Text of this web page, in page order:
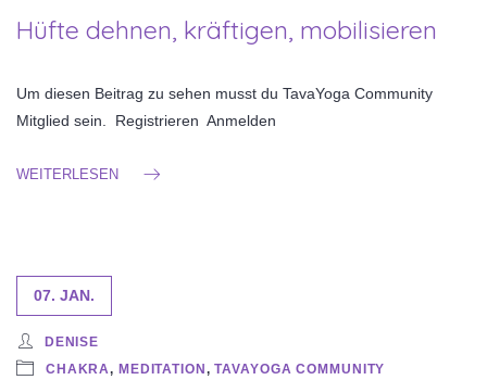
Hüfte dehnen, kräftigen, mobilisieren
Um diesen Beitrag zu sehen musst du TavaYoga Community
Mitglied sein. Registrieren Anmelden
WEITERLESEN
07. JAN.
DENISE
CHAKRA, MEDITATION ,TAVAYOGA COMMUNITY